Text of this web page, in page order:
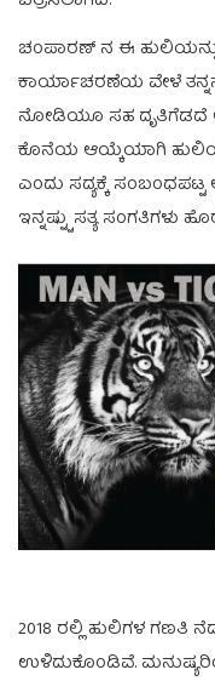
ಚಂಪಾರಣ್ ನ ಈ
ಕಾರ್ಯಾಚರಣೆಯ ವೇಳೆ
ನೋಡಿಯೂ ಸಹ ದೃತಿಗೆಡದೆ
ಕೊನೆಯ ಆಯ್ಕೆಯಾಗಿ
ಎಂದು ಸದ್ಯಕ್ಕೆ
ಇನ್ನಷ್ಟ್ಟು ಸತ್ಯ ಸಂಗತಿಗಳು
2018 ರಲ್ಲಿ ಹುಲಿಗಳ ಗಣತಿ
ಉಳಿದುಕೊಂಡಿವೆ.